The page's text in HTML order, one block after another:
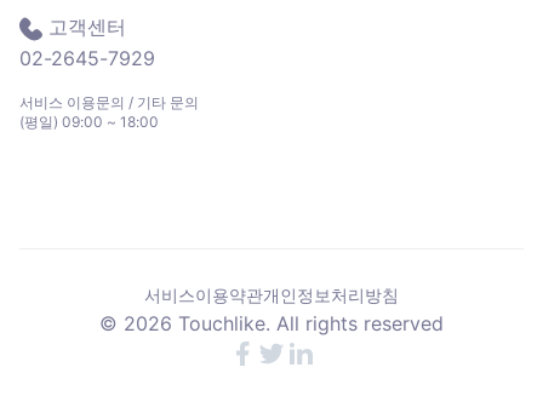
고객센터
02-2645-7929
서비스 이용문의 / 기타 문의
(평일) 09:00 ~ 18:00
서비스이용약관개인정보처리방침
© 2026 Touchlike. All rights reserved